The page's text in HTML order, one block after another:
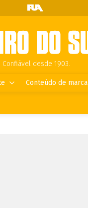
Confiável desde 1903.
Conteúdo de marca